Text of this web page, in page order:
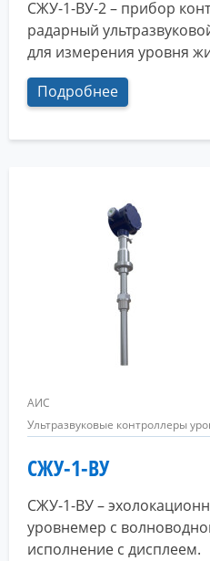
СЖУ-1-ВУ-2 – прибор
радарный
для измерения уровня
Подробнее
АИС
Ультразвуковые контроллеры
СЖУ-1-ВУ
СЖУ-1-ВУ –
уровнемер с
исполнение с дисплеем.